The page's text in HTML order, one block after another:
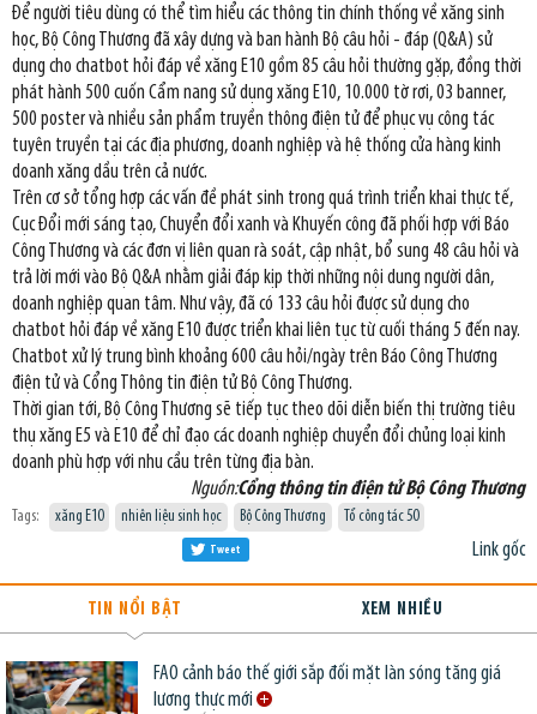
Để người tiêu dùng có thể tìm hiểu các thông tin chính thống về xăng sinh
học, Bộ Công Thương đã xây dựng và ban hành Bộ câu hỏi - đáp (Q&A) sử
dụng cho chatbot hỏi đáp về xăng E10 gồm 85 câu hỏi thường gặp, đồng thời
phát hành 500 cuốn Cẩm nang sử dụng xăng E10, 10.000 tờ rơi, 03 banner,
500 poster và nhiều sản phẩm truyền thông điện tử để phục vụ công tác
tuyên truyền tại các địa phương, doanh nghiệp và hệ thống cửa hàng kinh
doanh xăng dầu trên cả nước.
Trên cơ sở tổng hợp các vấn đề phát sinh trong quá trình triển khai thực tế,
Cục Đổi mới sáng tạo, Chuyển đổi xanh và Khuyến công đã phối hợp với Báo
Công Thương và các đơn vị liên quan rà soát, cập nhật, bổ sung 48 câu hỏi và
trả lời mới vào Bộ Q&A nhằm giải đáp kịp thời những nội dung người dân,
doanh nghiệp quan tâm. Như vậy, đã có 133 câu hỏi được sử dụng cho
chatbot hỏi đáp về xăng E10 được triển khai liên tục từ cuối tháng 5 đến nay.
Chatbot xử lý trung bình khoảng 600 câu hỏi/ngày trên Báo Công Thương
điện tử và Cổng Thông tin điện tử Bộ Công Thương.
Thời gian tới, Bộ Công Thương sẽ tiếp tục theo dõi diễn biến thị trường tiêu
thụ xăng E5 và E10 để chỉ đạo các doanh nghiệp chuyển đổi chủng loại kinh
doanh phù hợp với nhu cầu trên từng địa bàn.
Nguồn:Cổng thông tin điện tử Bộ Công Thương
Tags: xăng E10 nhiên liệu sinh học Bộ Công Thương Tổ công tác 50
Link gốc
Tweet
TIN NỔI BẬT XEM NHIỀU
FAO cảnh báo thế giới sắp đối mặt làn sóng tăng giá
lương thực mới